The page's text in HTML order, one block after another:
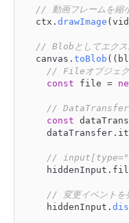
// 動画フレームを縮
	ctx.
drawImage
// Blobとしてエクス
	canvas.
toBlob ( (
// Fileオブジェク
const file =
// DataTransfer
const
		dataTransfer.
//
		hiddenInput.
// 変更イベントを
		hiddenInput.